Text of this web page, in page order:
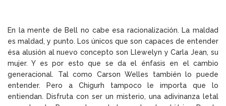
En la mente de Bell no cabe esa racionalización. La maldad
es maldad, y punto. Los únicos que son capaces de entender
ésa alusión al nuevo concepto son Llewelyn y Carla Jean, su
mujer. Y es por esto que se da el énfasis en el cambio
generacional. Tal como Carson Welles también lo puede
entender. Pero a Chigurh tampoco le importa que lo
entiendan. Disfruta con ser un misterio, una adivinanza letal